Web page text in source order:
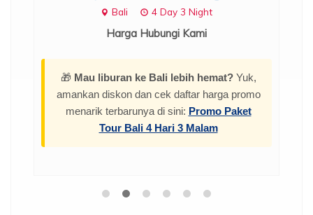
Bali 4 Day 3 Night
Harga Hubungi Kami
🎁 Mau liburan ke Bali lebih hemat?Yuk,
amankan diskon dan cek daftar harga promo
menarik terbarunya di sini: Promo Paket
Tour Bali 4 Hari 3 Malam